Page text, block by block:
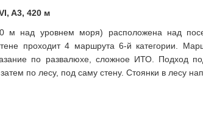
A3, 420 м
м над уровнем моря) расположена над
проходит 4 маршрута 6-й категории.
по развалюхе, сложное ИТО. Подход
по лесу, под саму стену. Стоянки в лесу